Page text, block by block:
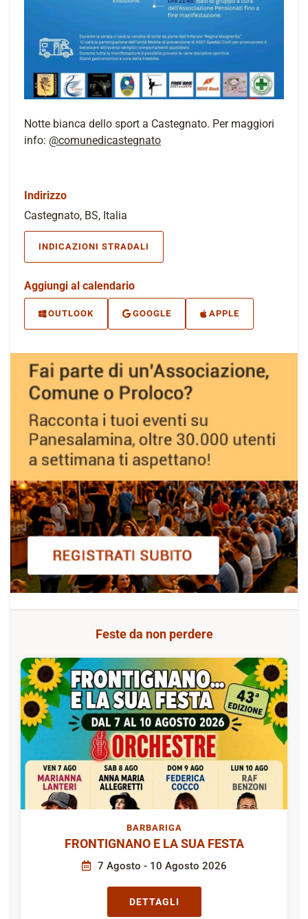
Notte bianca dello sport a Castegnato. Per maggiori
info: @comunedicastegnato
Indirizzo
Castegnato, BS, Italia
INDICAZIONI STRADALI
Aggiungi al calendario
OUTLOOK GOOGLE APPLE
Feste da non perdere
BARBARIGA
FRONTIGNANO E LA SUA FESTA
7 Agosto - 10 Agosto 2026
DETTAGLI